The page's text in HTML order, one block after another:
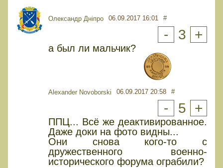
Олександр Дніпро 06.09.2017 16:01 #
- 3 +
а был ли мальчик?
Alexander Novoborski 06.09.2017 20:58 #
- 5 +
ППЦ... Всё же деактивированное.
Даже доки на фото видны...
Они снова кого-то с
дружественного военно-
исторического форума ограбили?